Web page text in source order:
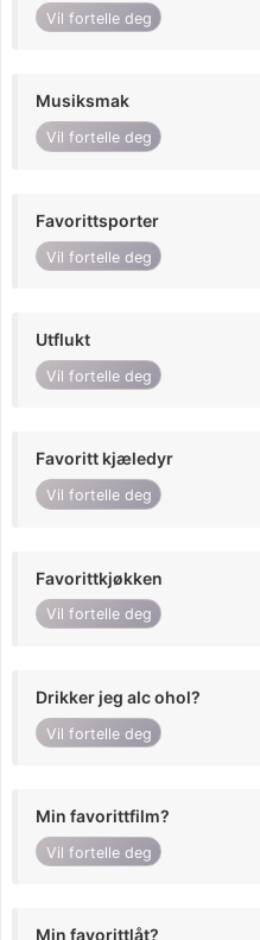
Vil fortelle deg
Musiksmak
Vil fortelle deg
Favorittsporter
Vil fortelle deg
Utflukt
Vil fortelle deg
Favoritt kjæledyr
Vil fortelle deg
Favorittkjøkken
Vil fortelle deg
Drikker jeg alc ohol?
Vil fortelle deg
Min favorittfilm?
Vil fortelle deg
Min favorittlåt?